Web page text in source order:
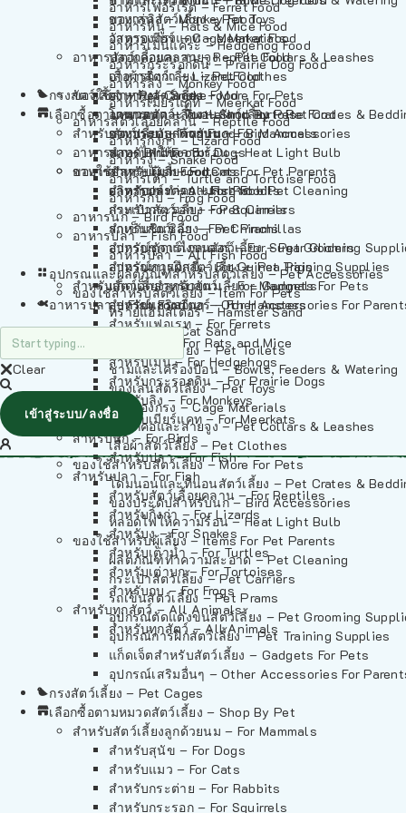
อาหารเฟอร์เร็ต – Ferret Food
อาหารหนู – Rats & Mice Food
อาหารเม่นแคระ – Hedgehog Food
อาหารกระรอกดิน – Prairie Dog Food
อาหารลิง – Monkey Food
อาหารเมียร์แคท – Meerkat Food
อาหารสัตว์เลี้อยคลาน – Reptile Food
อาหารกิ้งก่า – Lizard Food
อาหารงู – Snake Food
อาหารเต่า – Turtle and Tortoise Food
อาหารกบ – Frog Food
อาหารนก – Bird Food
อาหารปลา – Fish Food
อาหารปลา – All Fish Food
อุปกรณและผลิตภัณฑ์สำหรับสัตว์เลี้ยง – Pet Accessories
ของใช้สำหรับสัตว์เลี้ยง – Item For Pets
ทรายแฮมสเตอร์ – Hamster Sand
ทรายแมว – Cat Sand
ห้องน้ำสัตว์เลี้ยง – Pet Toilets
ชามและเครื่องป้อน – Bowls, Feeders & Watering
ของเล่นสัตว์เลี้ยง – Pet Toys
วัสดุรองกรง – Cage Materials
ปลอกคอและสายจูง – Pet Collars & Leashes
เสื้อผ้าสัตว์เลี้ยง – Pet Clothes
ของใช้สำหรับสัตว์เลี้ยง – More For Pets
โดมนอนและที่นอนสัตว์เลี้ยง – Pet Crates &
ของประดับสำหรับนก – Bird Accessories
หลอดไฟให้ความร้อน – Heat Light Bulb
ของใช้สำหรับผู้เลี้ยง – Items For Pet Parents
ผลิตภัณฑ์ทำความสะอาด – Pet Cleaning
กระเป๋าสัตว์เลี้ยง – Pet Carriers
รถเข็นสัตว์เลี้ยง – Pet Prams
อุปกรณ์ตัดแต่งขนสัตว์เลี้ยง – Pet Grooming
อุปกรณ์การฝึกสัตว์เลี้ยง – Pet Training Supplies
แก็ดเจ็ตสำหรับสัตว์เลี้ยง – Gadgets For Pets
อุปกรณ์เสริมอื่นๆ – Other Accessories For
กรงสัตว์เลี้ยง – Pet Cages
เลือกซื้อตามหมวดสัตว์เลี้ยง – Shop By Pet
สำหรับสัตว์เลี้ยงลูกด้วยนม – For Mammals
สำหรับสุนัข – For Dogs
สำหรับแมว – For Cats
สำหรับกระต่าย – For Rabbits
สำหรับกระรอก – For Squirrels
อาหารลิง – Monkey Food
อาหารเมียร์แคท – Meerkat Food
อาหารสัตว์เลี้อยคลาน – Reptile Food
อาหารกิ้งก่า – Lizard Food
อาหารงู – Snake Food
อาหารเต่า – Turtle and Tortoise Food
อาหารกบ – Frog Food
อาหารนก – Bird Food
อาหารปลา – Fish Food
อาหารปลา – All Fish Food
ของเล่นสัตว์เลี้ยง – Pet Toys
วัสดุรองกรง – Cage Materials
ปลอกคอและสายจูง – Pet Collars & Leashes
เสื้อผ้าสัตว์เลี้ยง – Pet Clothes
ของใช้สำหรับสัตว์เลี้ยง – More For Pets
โดมนอนและที่นอนสัตว์เลี้ยง – Pet Crates &
ของประดับสำหรับนก – Bird Accessories
หลอดไฟให้ความร้อน – Heat Light Bulb
ของใช้สำหรับผู้เลี้ยง – Items For Pet Parents
ผลิตภัณฑ์ทำความสะอาด – Pet Cleaning
กระเป๋าสัตว์เลี้ยง – Pet Carriers
รถเข็นสัตว์เลี้ยง – Pet Prams
อุปกรณ์ตัดแต่งขนสัตว์เลี้ยง – Pet Grooming
อุปกรณ์การฝึกสัตว์เลี้ยง – Pet Training Supplies
แก็ดเจ็ตสำหรับสัตว์เลี้ยง – Gadgets For Pets
อุปกรณ์เสริมอื่นๆ – Other Accessories For
กรงสัตว์เลี้ยง – Pet Cages
เลือกซื้อตามหมวดสัตว์เลี้ยง – Shop By Pet
สำหรับสัตว์เลี้ยงลูกด้วยนม – For Mammals
สำหรับสุนัข – For Dogs
สำหรับแมว – For Cats
สำหรับกระต่าย – For Rabbits
สำหรับกระรอก – For Squirrels
สำหรับชินชิล่า – For Chinchillas
สำหรับชูการ์ไกลเดอร์ – For Sugar Gliders
สำหรับหนูแกสบี้ – For Guinea Pigs
สำหรับสัตว์เลี้ยงลูกด้วยนม – For Mammals
สำหรับแฮมสเตอร์ – For Hamsters
สำหรับเฟอเรท – For Ferrets
สำหรับหนู – For Rats and Mice
สำหรับเม่น – For Hedgehogs
สำหรับกระรอกดิน – For Prairie Dogs
สำหรับลิง – For Monkeys
สำหรับเมียร์แคท – For Meerkats
สำหรับนก – For Birds
สำหรับปลา – For Fish
สำหรับปลา – For Fish
สำหรับสัตว์เลื้อยคลาน – For Reptiles
สำหรับกิ้งก่า – For Lizards
สำหรับงู – For Snakes
สำหรับเต่าน้ำ – For Turtles
สำหรับเต่าบก – For Tortoises
สำหรับกบ – For Frogs
สำหรับทุกสัตว์ – All Animals
สำหรับทุกสัตว์ – All Animals
อาหารปลา – Fish Food
Clear
เข้าสู่ระบบ/ลงชื่อ